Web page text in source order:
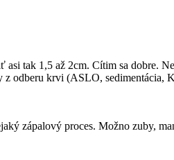
tak 1,5 až 2cm. Cítim sa dobre.
z odberu krvi (ASLO, sedimentácia,
zápalový proces. Možno zuby,